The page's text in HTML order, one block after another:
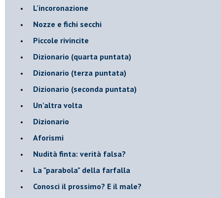
L'incoronazione
Nozze e fichi secchi
Piccole rivincite
​Dizionario (quarta puntata)
​Dizionario (terza puntata)
​Dizionario (seconda puntata)
Un'altra volta
Dizionario
Aforismi
Nudità finta: verità falsa?
La "parabola" della farfalla
Conosci il prossimo? E il male?